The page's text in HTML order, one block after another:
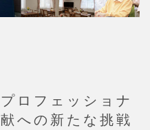
ロフェッショナ
への新たな挑戦